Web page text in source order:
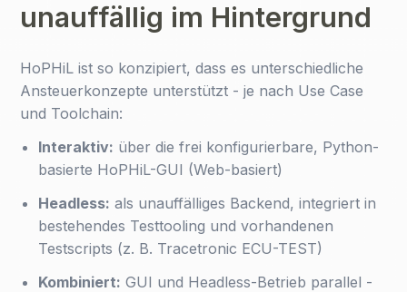
unauffällig im Hintergrund
HoPHiL ist so konzipiert, dass es unterschiedliche
Ansteuerkonzepte unterstützt - je nach Use Case
und Toolchain:
Interaktiv: über die frei konfigurierbare, Python-
basierte HoPHiL-GUI (Web-basiert)
Headless: als unauffälliges Backend, integriert in
bestehendes Testtooling und vorhandenen
Testscripts (z. B. Tracetronic ECU-TEST)
Kombiniert: GUI und Headless-Betrieb parallel -